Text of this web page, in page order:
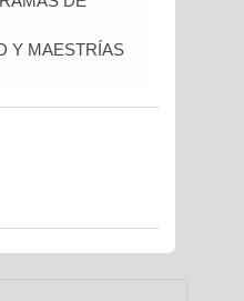
Y MAESTRÍAS